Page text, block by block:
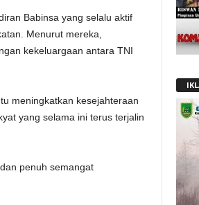
Babinsa yang selalu aktif
Menurut mereka,
kekeluargaan antara TNI
meningkatkan kesejahteraan
yang selama ini terus terjalin
penuh semangat